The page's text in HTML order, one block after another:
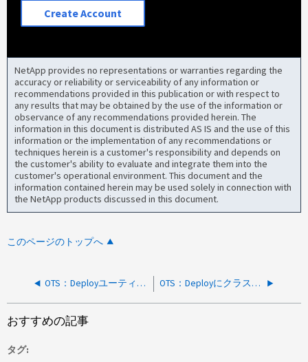
Create Account
NetApp provides no representations or warranties regarding the
accuracy or reliability or serviceability of any information or
recommendations provided in this publication or with respect to
any results that may be obtained by the use of the information or
observance of any recommendations provided herein. The
information in this document is distributed AS IS and the use of this
information or the implementation of any recommendations or
techniques herein is a customer's responsibility and depends on
the customer's ability to evaluate and integrate them into the
customer's operational environment. This document and the
information contained herein may be used solely in connection with
the NetApp products discussed in this document.
このページのトップへ
OTS：Deployユーティリティのアップグレード後の接続の問題 OTS：Deployにクラスタが見つからない場合にノードのシリアル番号が重複して表示される
おすすめの記事
タグ